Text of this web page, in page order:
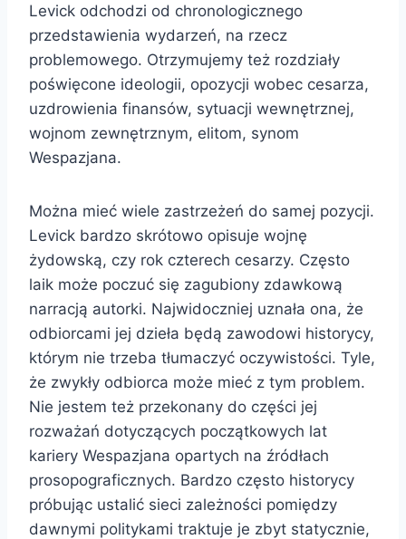
Levick odchodzi od chronologicznego
przedstawienia wydarzeń, na rzecz
problemowego. Otrzymujemy też rozdziały
poświęcone ideologii, opozycji wobec cesarza,
uzdrowienia finansów, sytuacji wewnętrznej,
wojnom zewnętrznym, elitom, synom
Wespazjana.
Można mieć wiele zastrzeżeń do samej pozycji.
Levick bardzo skrótowo opisuje wojnę
żydowską, czy rok czterech cesarzy. Często
laik może poczuć się zagubiony zdawkową
narracją autorki. Najwidoczniej uznała ona, że
odbiorcami jej dzieła będą zawodowi historycy,
którym nie trzeba tłumaczyć oczywistości. Tyle,
że zwykły odbiorca może mieć z tym problem.
Nie jestem też przekonany do części jej
rozważań dotyczących początkowych lat
kariery Wespazjana opartych na źródłach
prosopograficznych. Bardzo często historycy
próbując ustalić sieci zależności pomiędzy
dawnymi politykami traktuje je zbyt statycznie,